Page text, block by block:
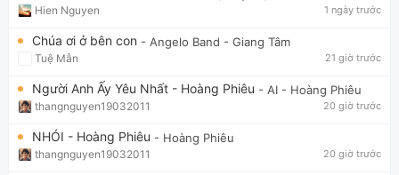
Hien Nguyen 1 ngày trước
Chúa ơi ở bên con - Angelo Band - Giang Tâm
Tuệ Mẫn 21 giờ trước
Người Anh Ấy Yêu Nhất - Hoàng Phiêu - AI - Hoàng Phiêu
thangnguyen19032011 20 giờ trước
NHÓI - Hoàng Phiêu - Hoàng Phiêu
thangnguyen19032011 20 giờ trước